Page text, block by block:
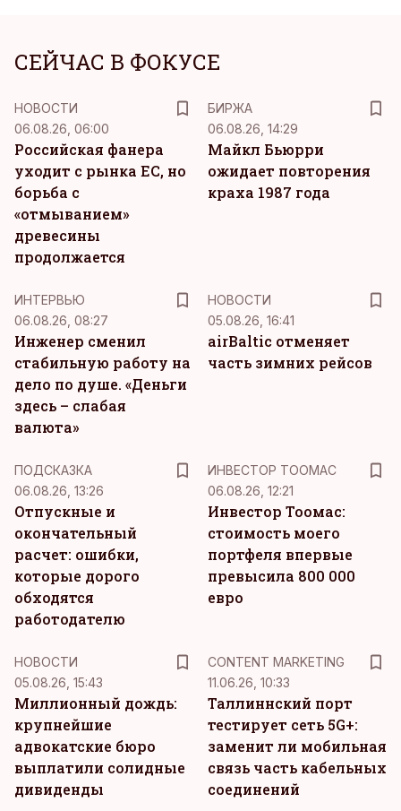
СЕЙЧАС В ФОКУСЕ
НОВОСТИ
06.08.26, 06:00
Российская фанера
уходит с рынка ЕС, но
борьба с
«отмыванием»
древесины
продолжается
БИРЖА
06.08.26, 14:29
Майкл Бьюрри
ожидает повторения
краха 1987 года
ИНТЕРВЬЮ
06.08.26, 08:27
Инженер сменил
стабильную работу на
дело по душе. «Деньги
здесь – слабая
валюта»
НОВОСТИ
05.08.26, 16:41
airBaltic отменяет
часть зимних рейсов
ПОДСКАЗКА
06.08.26, 13:26
Отпускные и
окончательный
расчет: ошибки,
которые дорого
обходятся
работодателю
ИНВЕСТОР ТООМАС
06.08.26, 12:21
Инвестор Тоомас:
стоимость моего
портфеля впервые
превысила 800 000
евро
НОВОСТИ
05.08.26, 15:43
Миллионный дождь:
крупнейшие
адвокатские бюро
выплатили солидные
дивиденды
CONTENT MARKETING
11.06.26, 10:33
Таллиннский порт
тестирует сеть 5G+:
заменит ли мобильная
связь часть кабельных
соединений